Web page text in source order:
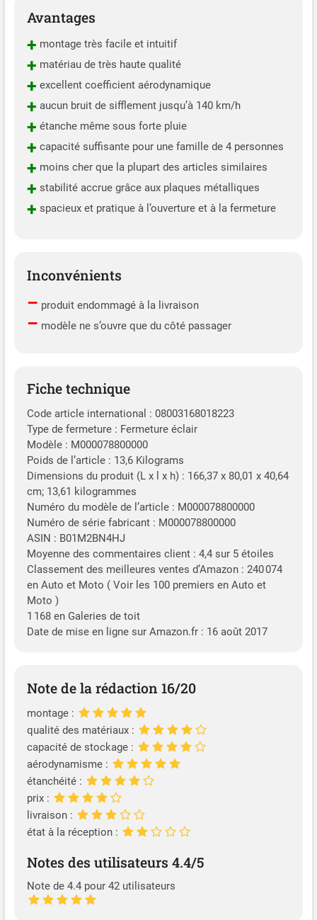
Avantages
+ montage très facile et intuitif
+ matériau de très haute qualité
+ excellent coefficient aérodynamique
+ aucun bruit de sifflement jusqu’à 140 km/h
+ étanche même sous forte pluie
+ capacité suffisante pour une famille de 4 personnes
+ moins cher que la plupart des articles similaires
+ stabilité accrue grâce aux plaques métalliques
+ spacieux et pratique à l’ouverture et à la fermeture
Inconvénients
– produit endommagé à la livraison
– modèle ne s’ouvre que du côté passager
Fiche technique
Code article international : 08003168018223
Type de fermeture : Fermeture éclair
Modèle : M000078800000
Poids de l’article : 13,6 Kilograms
Dimensions du produit (L x l x h) : 166,37 x 80,01 x 40,64
cm; 13,61 kilogrammes
Numéro du modèle de l’article : M000078800000
Numéro de série fabricant : M000078800000
ASIN : B01M2BN4HJ
Moyenne des commentaires client : 4,4 sur 5 étoiles
Classement des meilleures ventes d’Amazon : 240 074
en Auto et Moto ( Voir les 100 premiers en Auto et
Moto )
1 168 en Galeries de toit
Date de mise en ligne sur Amazon.fr : 16 août 2017
Note de la rédaction 16/20
montage :
qualité des matériaux :
capacité de stockage :
aérodynamisme :
étanchéité :
prix :
livraison :
état à la réception :
Notes des utilisateurs 4.4/5
Note de 4.4 pour 42 utilisateurs